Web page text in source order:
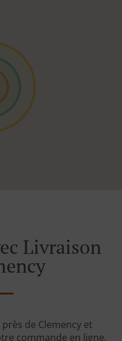
Livraison
de Clemency et
commande en ligne.